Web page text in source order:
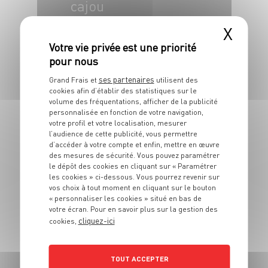
cajou
PLAT
Lasagnes à la
florentine
6 pers. 30 min 30 min
X
Grand Frais et ses partenaires utilisent des
cookies afin d’établir des statistiques sur le
volume des fréquentations, afficher de la publicité
personnalisée en fonction de votre navigation,
votre profil et votre localisation, mesurer
l’audience de cette publicité, vous permettre
d’accéder à votre compte et enfin, mettre en œuvre
des mesures de sécurité. Vous pouvez paramétrer
le dépôt des cookies en cliquant sur « Paramétrer
les cookies » ci-dessous. Vous pourrez revenir sur
vos choix à tout moment en cliquant sur le bouton
« personnaliser les cookies » situé en bas de
votre écran. Pour en savoir plus sur la gestion des
cookies, cliquez-ici
TOUT ACCEPTER